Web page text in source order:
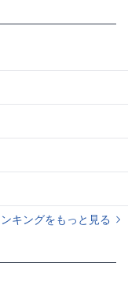
キングをもっと見る